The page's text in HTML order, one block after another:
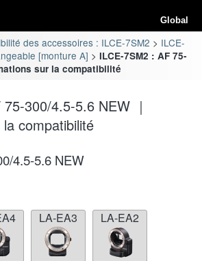
Global
des accessoires : ILCE-7SM2
ILCE-
[monture A]
ILCE-7SM2 : AF 75-
sur la compatibilité
300/4.5-5.6 NEW ｜
compatibilité
4.5-5.6 NEW
LA-EA3 LA-EA2